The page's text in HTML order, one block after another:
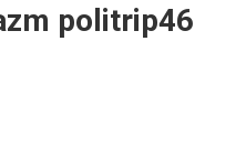
politrip46